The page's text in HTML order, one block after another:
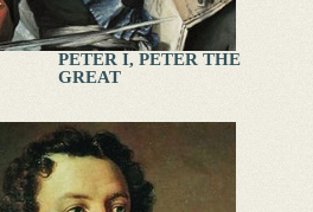
PETER I, PETER THE
GREAT